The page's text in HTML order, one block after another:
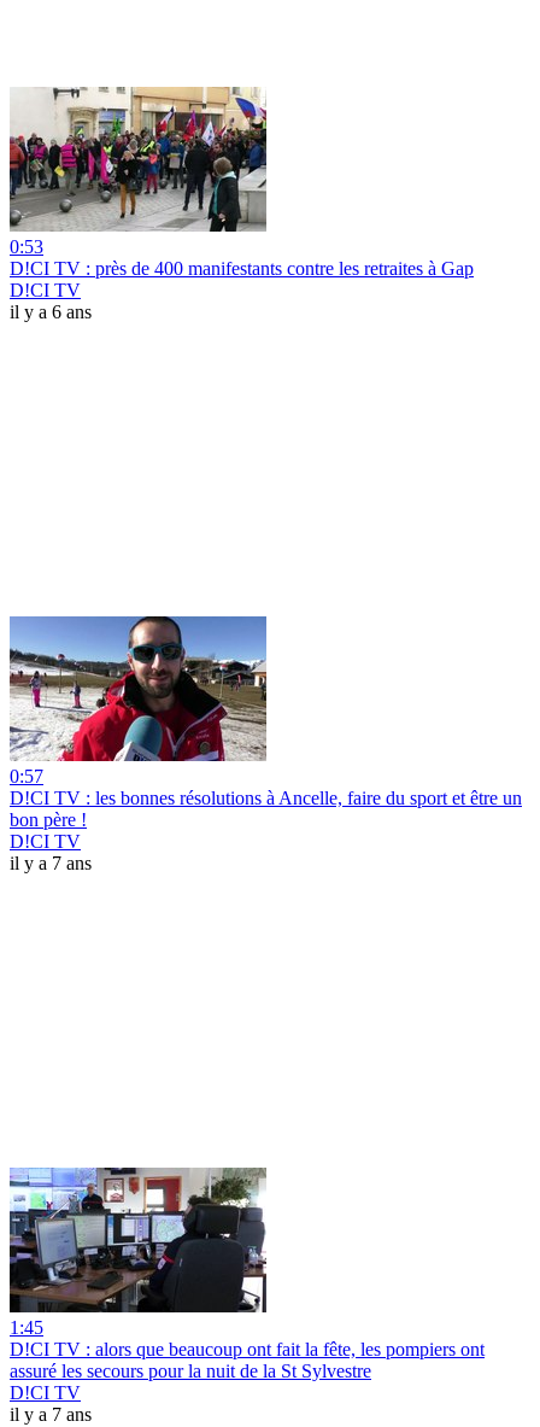
0:53
D!CI TV : près de 400 manifestants contre les retraites à Gap
D!CI TV
il y a 6 ans
0:57
D!CI TV : les bonnes résolutions à Ancelle, faire du sport et être un
bon père !
D!CI TV
il y a 7 ans
1:45
D!CI TV : alors que beaucoup ont fait la fête, les pompiers ont
assuré les secours pour la nuit de la St Sylvestre
D!CI TV
il y a 7 ans